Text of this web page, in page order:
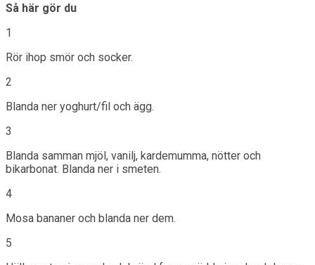
Så här gör du
1
Rör ihop smör och socker.
2
Blanda ner yoghurt/fil och ägg.
3
Blanda samman mjöl, vanilj, kardemumma, nötter och
bikarbonat. Blanda ner i smeten.
4
Mosa bananer och blanda ner dem.
5